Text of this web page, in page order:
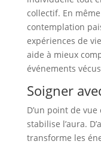
collectif. En
contemplation
expériences de
aide à mieux
événements
Soigner
D’un point de vue
stabilise l’aura.
transforme les